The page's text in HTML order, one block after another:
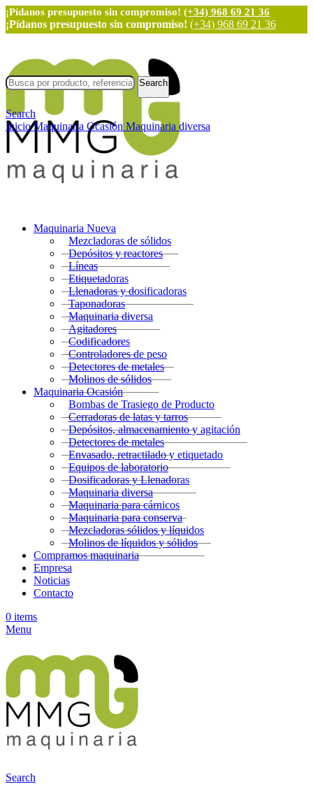
¡Pídanos presupuesto sin compromiso! (+34) 968 69 21 36
¡Pídanos presupuesto sin compromiso! (+34) 968 69 21 36
Maquinaria Nueva
Mezcladoras de sólidos
Depósitos y reactores
Líneas
Etiquetadoras
Llenadoras y dosificadoras
Taponadoras
Maquinaria diversa
Agitadores
Codificadores
Controladores de peso
Detectores de metales
Molinos de sólidos
Maquinaria Ocasión
Bombas de Trasiego de Producto
Cerradoras de latas y tarros
Depósitos, almacenamiento y agitación
Detectores de metales
Envasado, retractilado y etiquetado
Equipos de laboratorio
Dosificadoras y Llenadoras
Maquinaria diversa
Maquinaria para cárnicos
Maquinaria para conserva
Mezcladoras sólidos y líquidos
Molinos de líquidos y sólidos
Compramos maquinaria
Empresa
Noticias
Contacto
0 items
Menu
Search
Search
Search
InicioMaquinaria Ocasión Maquinaria diversa